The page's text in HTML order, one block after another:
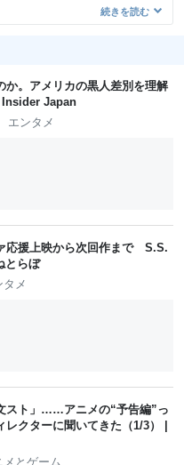
を含みます。続きを読む
か。アメリカの黒人差別を理解
Insider Japan
エンタメ
応援上映から次回作まで S.S.
とらぼ
タメ
スト」……アニメの“予告編”っ
クターに聞いてきた（1/3） |
メとゲーム